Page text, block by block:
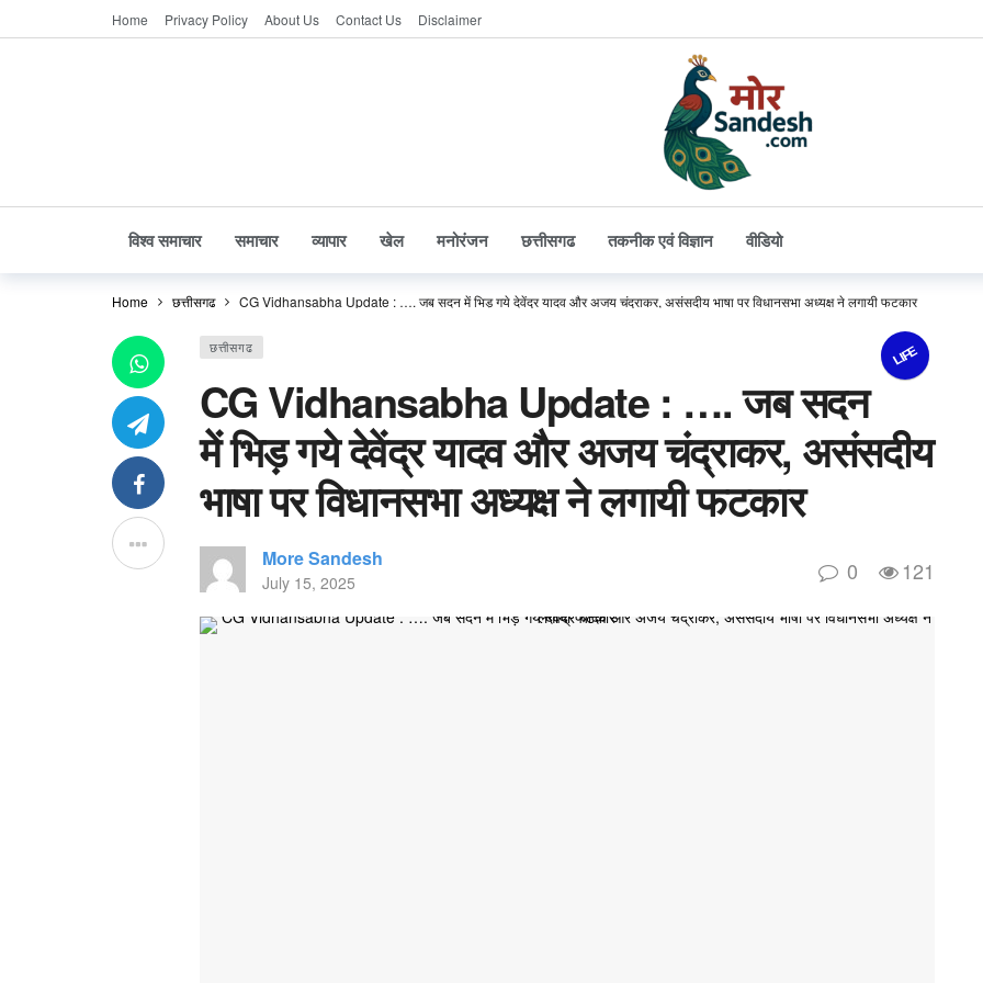
Home Privacy Policy About Us Contact Us Disclaimer
विश्व समाचार समाचार व्यापार खेल मनोरंजन छत्तीसगढ तकनीक एवं विज्ञान वीडियो
Home छत्तीसगढ CG Vidhansabha Update : …. जब सदन में भिड़ गये देवेंद्र यादव और अजय चंद्राकर, असंसदीय भाषा पर विधानसभा अध्यक्ष ने लगायी फटकार
LIFE
छत्तीसगढ
CG Vidhansabha Update : …. जब सदन
में भिड़ गये देवेंद्र यादव और अजय चंद्राकर, असंसदीय
भाषा पर विधानसभा अध्यक्ष ने लगायी फटकार
More Sandesh
July 15, 2025 0 121